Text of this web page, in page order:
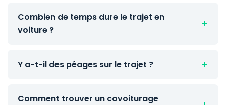
Combien de temps dure le trajet en
voiture ?
Y a-t-il des péages sur le trajet ?
Comment trouver un covoiturage